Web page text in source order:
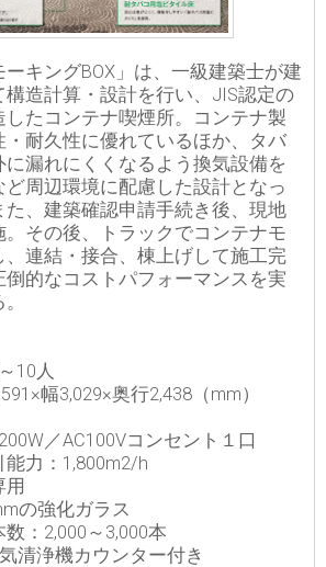
ーキングBOX」は、一級建築士が建
造計算・設計を行い、JIS認定の
たコンテナ喫煙所。コンテナ製
・耐久性に優れているほか、タバ
に漏れにくくなるよう換気設備を
ど周辺環境に配慮した設計となっ
た、建築確認申請手続き後、現地
。その後、トラックでコンテナモ
、連結・接合、棟上げして施工完
倒的なコストパフォーマンスを実
10人
幅3,029×奥行2,438（mm）
／AC100Vコンセント１口
力：1,800m2/h
用
の強化ガラス
：2,000～3,000本
清浄機カウンター付き